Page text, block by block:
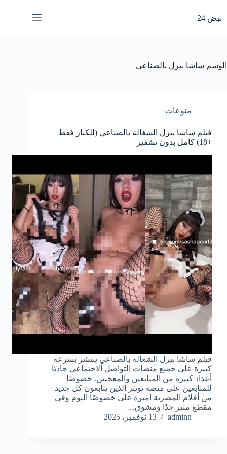
المحتوى
نبض 24
الوسم ساشا بيرل بالصناعي
منوعات
فيلم ساشا بيرل الشغالة بالصناعي (للكبار فقط
+18) كامل بدون تشفير
فيلم ساشا بيرل الشغالة بالصناعي ينتشر بسرعة
كبيرة على جميع منصات التواصل الاجتماعي جاذبًا
أعداد كبيرة من المتابعين والمعجبين. خصوصًا
للمتابعين على منصة تويتر الذين يتابعون كل جديد
من أفلام المصرية اميرة علي خصوصًا اليوم وفي
مقطع مثير جدًا ومشوق…
adminn
13 نوفمبر، 2025